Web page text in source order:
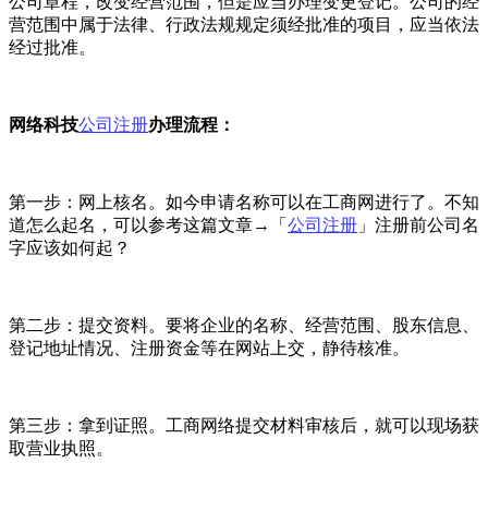
营范围中属于法律、行政法规规定须经批准的项目，应当依法
经过批准。
网络科技公司注册办理流程：
第一步：网上核名。如今申请名称可以在工商网进行了。不知
道怎么起名，可以参考这篇文章→「 公司注册 」注册前公司名
字应该如何起？
第二步：提交资料。要将企业的名称、经营范围、股东信息、
登记地址情况、注册资金等在网站上交，静待核准。
第三步：拿到证照。工商网络提交材料审核后，就可以现场获
取营业执照。